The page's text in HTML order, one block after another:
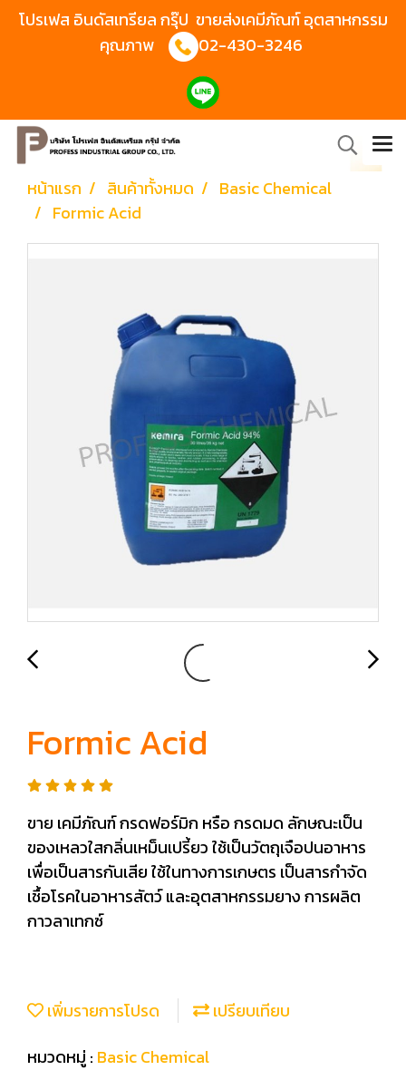
โปรเฟส อินดัสเทรียล กรุ๊ป ขายส่งเคมีภัณฑ์ อุตสาหกรรม
คุณภาพ
02-430-3246
หน้าแรก สินค้าทั้งหมด
Basic Chemical
Formic Acid
Formic Acid
ขาย เคมีภัณฑ์ กรดฟอร์มิก หรือ กรดมด ลักษณะเป็น
ของเหลวใสกลิ่นเหม็นเปรี้ยว ใช้เป็นวัตถุเจือปนอาหาร
เพื่อเป็นสารกันเสีย ใช้ในทางการเกษตร เป็นสารกำจัด
เชื้อโรคในอาหารสัตว์ และอุตสาหกรรมยาง การผลิต
กาวลาเทกซ์
เพิ่มรายการโปรด
เปรียบเทียบ
หมวดหมู่ : Basic Chemical